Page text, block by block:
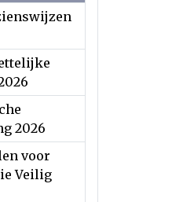
2026
voor
Veilig